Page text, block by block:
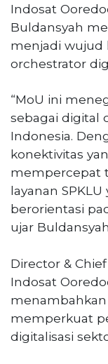
Indosat
Buldansyah
menjadi wujud
orchestrator
“MoU ini
sebagai digital
Indonesia.
konektivitas
mempercepat
layanan
berorientasi
ujar
Director &
Indosat
menambahkan
memperkuat
digitalisasi